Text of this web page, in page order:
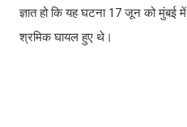
ज्ञात हो कि यह घटना 17 जून को मुंबई में
श्रमिक घायल हुए थे।